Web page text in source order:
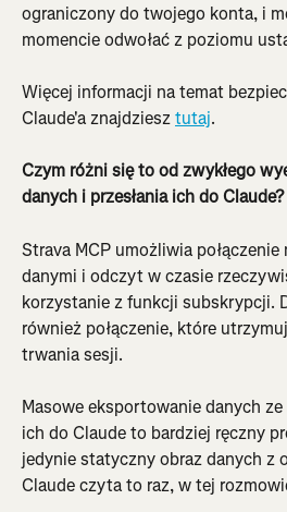
ograniczony do twojego konta, i
momencie odwołać z poziomu
Więcej informacji na temat
Claude'a znajdziesz tutaj.
Czym różni się to od zwykłego
danych i przesłania ich do Claude?
Strava MCP umożliwia
danymi i odczyt w czasie
korzystanie z funkcji subskrypcji.
również połączenie, które
trwania sesji.
Masowe eksportowanie danych
ich do Claude to bardziej ręczny
jedynie statyczny obraz danych z
Claude czyta to raz, w tej